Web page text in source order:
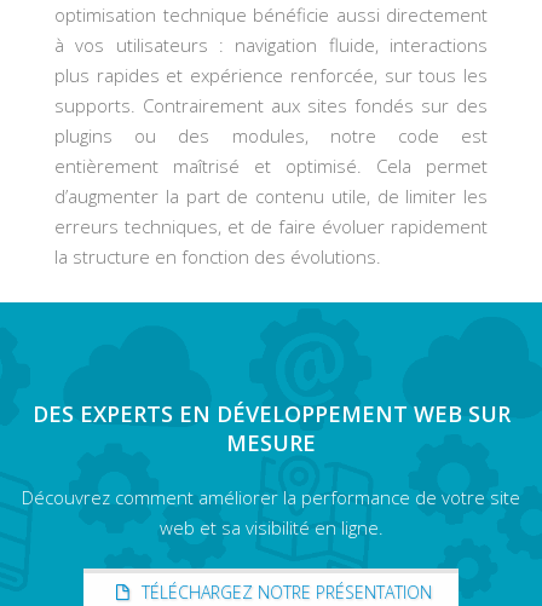
optimisation technique bénéficie aussi directement
à vos utilisateurs : navigation fluide, interactions
plus rapides et expérience renforcée, sur tous les
supports. Contrairement aux sites fondés sur des
plugins ou des modules, notre code est
entièrement maîtrisé et optimisé. Cela permet
d’augmenter la part de contenu utile, de limiter les
erreurs techniques, et de faire évoluer rapidement
la structure en fonction des évolutions.
DES EXPERTS EN DÉVELOPPEMENT WEB SUR
MESURE
Découvrez comment améliorer la performance de votre site
web et sa visibilité en ligne.
TÉLÉCHARGEZ NOTRE PRÉSENTATION